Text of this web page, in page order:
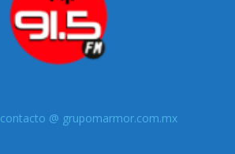
contacto @ grupomarmor.com.mx